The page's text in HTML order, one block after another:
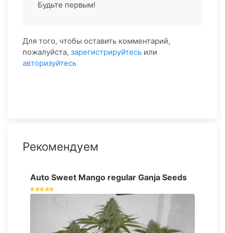
Будьте первым!
Для того, чтобы оставить комментарий,
пожалуйста, зарегистрируйтесь или
авторизуйтесь
Рекомендуем
Auto Sweet Mango regular Ganja Seeds